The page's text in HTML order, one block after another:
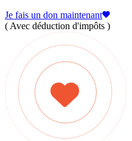
Je fais un don maintenant
( Avec déduction d'impôts )